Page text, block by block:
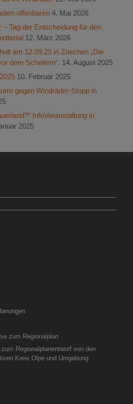
offenbaren 4. Mai 2026
Tag der Entscheidung für den
12. März 2026
am 12.09.25 in Züschen „Die
dem Scheitern“. 14. August 2025
10. Februar 2025
gegen Windräder-Stopp in
InfoVeranstaltung in
2025
zum Regionalplan
Regionalplanentwurf von den
Kreis Olpe und Umgebung